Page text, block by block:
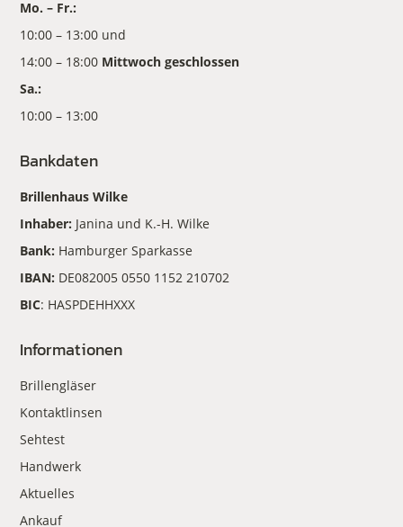
Mo. – Fr.:
10:00 – 13:00 und
14:00 – 18:00 Mittwoch geschlossen
Sa.:
10:00 – 13:00
Bankdaten
Brillenhaus Wilke
Inhaber: Janina und K.-H. Wilke
Bank: Hamburger Sparkasse
IBAN: DE082005 0550 1152 210702
BIC: HASPDEHHXXX
Informationen
Brillengläser
Kontaktlinsen
Sehtest
Handwerk
Aktuelles
Ankauf